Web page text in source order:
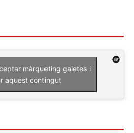
màrqueting galetes i
aquest contingut